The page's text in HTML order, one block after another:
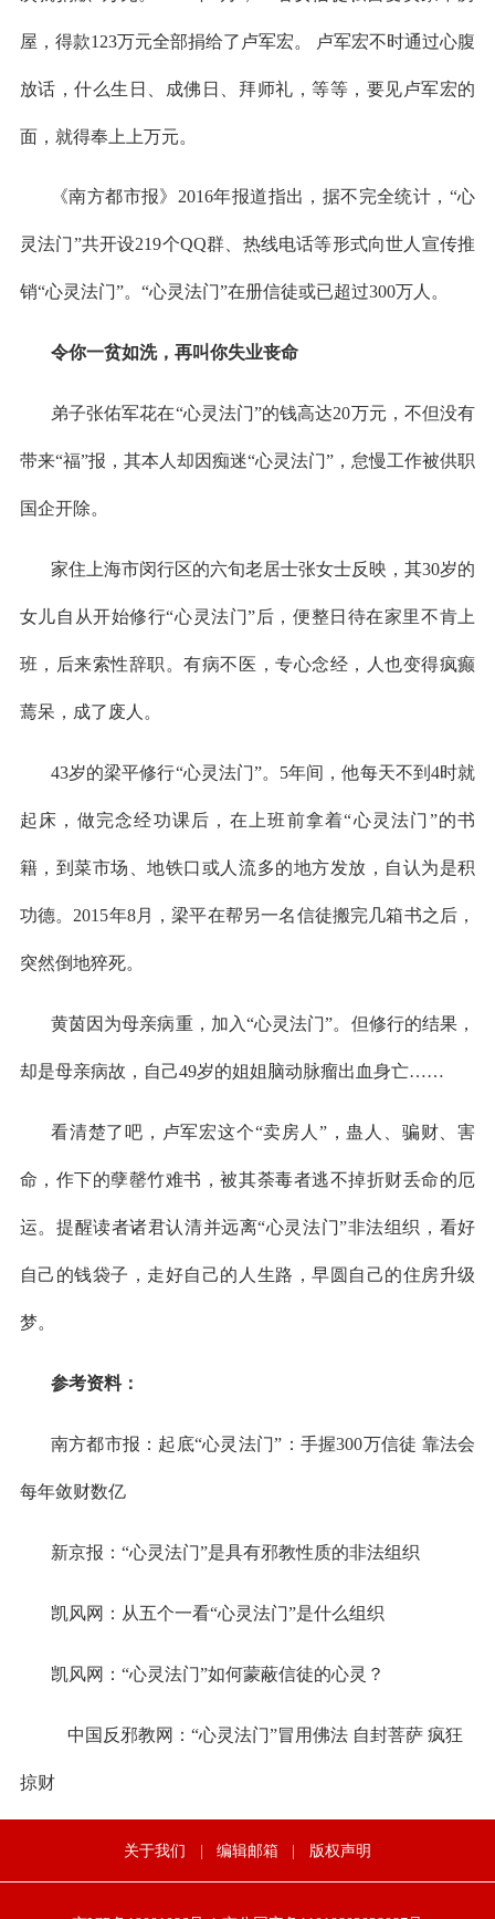
屋，得款123万元全部捐给了卢军宏。 卢军宏不时通过心腹
放话，什么生日、成佛日、拜师礼，等等，要见卢军宏的
面，就得奉上上万元。
《南方都市报》 2016年报道指出，据不完全统计，“心
灵法门”共开设219个QQ群、热线电话等形式向世人宣传推
销“心灵法门”。“心灵法门”在册信徒或已超过300万人。
令你一贫如洗，再叫你失业丧命
弟子张佑军花在“心灵法门”的钱高达20万元，不但没有
带来“福”报，其本人却因痴迷“心灵法门”，怠慢工作被供职
国企开除。
家住上海市闵行区的六旬老居士张女士反映，其30岁的
女儿自从开始修行“心灵法门”后，便整日待在家里不肯上
班，后来索性辞职。有病不医，专心念经，人也变得疯癫
蔫呆，成了废人。
43岁的梁平修行“心灵法门”。5年间，他每天不到4时就
起床，做完念经功课后，在上班前拿着“心灵法门”的书
籍，到菜市场、地铁口或人流多的地方发放，自认为是积
功德。2015年8月，梁平在帮另一名信徒搬完几箱书之后，
突然倒地猝死。
黄茵因为母亲病重，加入“心灵法门”。但修行的结果，
却是母亲病故，自己49岁的姐姐脑动脉瘤出血身亡……
看清楚了吧，卢军宏这个“卖房人”，蛊人、骗财、害
命，作下的孽罄竹难书，被其荼毒者逃不掉折财丢命的厄
运。提醒读者诸君认清并远离“心灵法门”非法组织，看好
自己的钱袋子，走好自己的人生路，早圆自己的住房升级
梦。
参考资料：
南方都市报：起底“心灵法门”：手握300万信徒 靠法会
每年敛财数亿
新京报： “心灵法门”是具有邪教性质的非法组织
凯风网：从五个一看“心灵法门”是什么组织
凯风网： “心灵法门”如何蒙蔽信徒的心灵？
中国反邪教网： “心灵法门”冒用佛法 自封菩萨 疯狂
掠财
关于我们 | 编辑邮箱 | 版权声明